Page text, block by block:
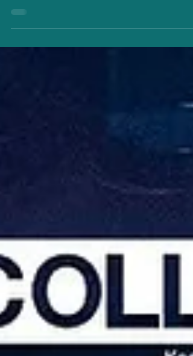
Recital Music Foundation UPH College 🎶